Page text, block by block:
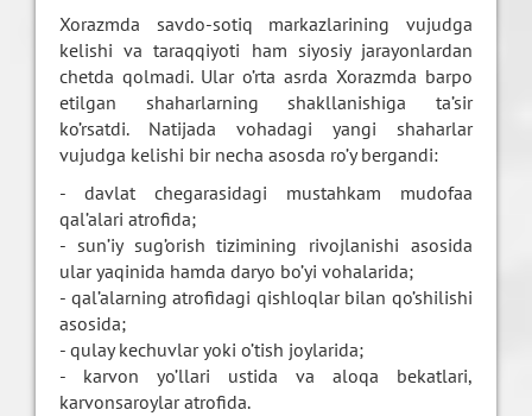
Xorazmda savdo-sotiq markazlarining vujudga
kelishi va taraqqiyoti ham siyosiy jarayonlardan
chetda qolmadi. Ular o’rta asrda Xorazmda barpo
etilgan shaharlarning shakllanishiga ta’sir
ko’rsatdi. Natijada vohadagi yangi shaharlar
vujudga kelishi bir necha asosda ro’y bergandi:
- davlat chegarasidagi mustahkam mudofaa
qal’alari atrofida;
- sun’iy sug’orish tizimining rivojlanishi asosida
ular yaqinida hamda daryo bo’yi vohalarida;
- qal’alarning atrofidagi qishloqlar bilan qo’shilishi
asosida;
- qulay kechuvlar yoki o’tish joylarida;
- karvon yo’llari ustida va aloqa bekatlari,
karvonsaroylar atrofida.